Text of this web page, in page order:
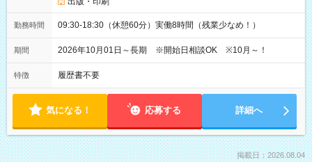
勤務時間 09:30-18:30（休憩60分）実働8時間（残業少なめ！）
期間 2026年10月01日～長期 ※開始日相談OK ※10月～！
特徴 履歴書不要
気になる！ 応募する 詳細へ
掲載日：2026.08.04